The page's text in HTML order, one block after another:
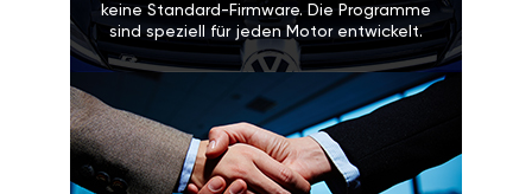
keine Standard-Firmware. Die Programme
sind speziell für jeden Motor entwickelt.